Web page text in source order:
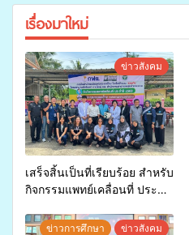
เรื่องมาใหม่
ข่าวสังคม
เสร็จสิ้นเป็นที่เรียบร้อย สำหรับ
กิจกรรมแพทย์เคลื่อนที่ ประจำ
สุขภาพแก่ประชาชนในพื้นที่
ข่าวการศึกษา ข่าวสังคม